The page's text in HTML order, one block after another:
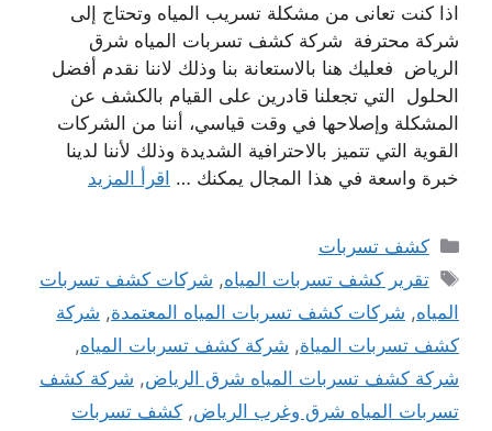
اذا كنت تعانى من مشكلة تسريب المياه وتحتاج إلى
شركة محترفة شركة كشف تسربات المياه شرق
الرياض فعليك هنا بالاستعانة بنا وذلك لاننا نقدم أفضل
الحلول التي تجعلنا قادرين على القيام بالكشف عن
المشكلة وإصلاحها في وقت قياسي، أننا من الشركات
القوية التي تتميز بالاحترافية الشديدة وذلك لأننا لدينا
خبرة واسعة في هذا المجال يمكنك … اقرأ المزيد
التصنيفات
كشف تسربات
الوسوم
تقرير كشف تسربات المياه, شركات كشف تسربات
المياه, شركات كشف تسربات المياه المعتمدة, شركة
كشف تسربات المياة, شركة كشف تسربات المياه,
شركة كشف تسربات المياه شرق الرياض, شركة كشف
تسربات المياه شرق وغرب الرياض, كشف تسربات